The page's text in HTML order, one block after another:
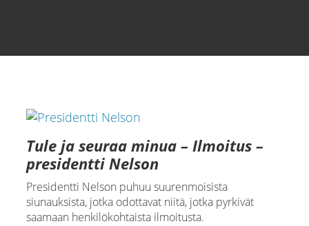
Tule ja seuraa minua – Ilmoitus –
presidentti Nelson
Presidentti Nelson puhuu suurenmoisista
siunauksista, jotka odottavat niitä, jotka pyrkivät
saamaan henkilökohtaista ilmoitusta.